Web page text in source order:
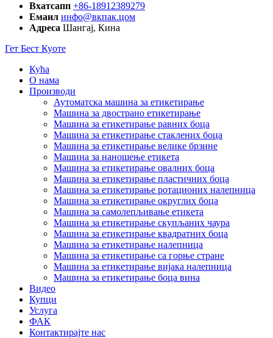
Вхатсапп +86-18912389279
Емаил инфо@вкпак.цом
Адреса Шангај, Кина
Гет Бест Куоте
Кућа
О нама
Производи
Аутоматска машина за етикетирање
Машина за двострано етикетирање
Машина за етикетирање равних боца
Машина за етикетирање стаклених боца
Машина за етикетирање велике брзине
Машина за наношење етикета
Машина за етикетирање овалних боца
Машина за етикетирање пластичних боца
Машина за етикетирање ротационих налепница
Машина за етикетирање округлих боца
Машина за самолепљивање етикета
Машина за етикетирање скупљаних чаура
Машина за етикетирање квадратних боца
Машина за етикетирање налепница
Машина за етикетирање са горње стране
Машина за етикетирање вијака налепница
Машина за етикетирање боца вина
Видео
Купци
Услуга
ФАК
Контактирајте нас